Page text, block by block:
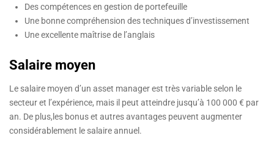
Des compétences en gestion de portefeuille
Une bonne compréhension des techniques d’investissement
Une excellente maîtrise de l’anglais
Salaire moyen
Le salaire moyen d’un asset manager est très variable selon le
secteur et l’expérience, mais il peut atteindre jusqu’à 100 000 € par
an. De plus,les bonus et autres avantages peuvent augmenter
considérablement le salaire annuel.